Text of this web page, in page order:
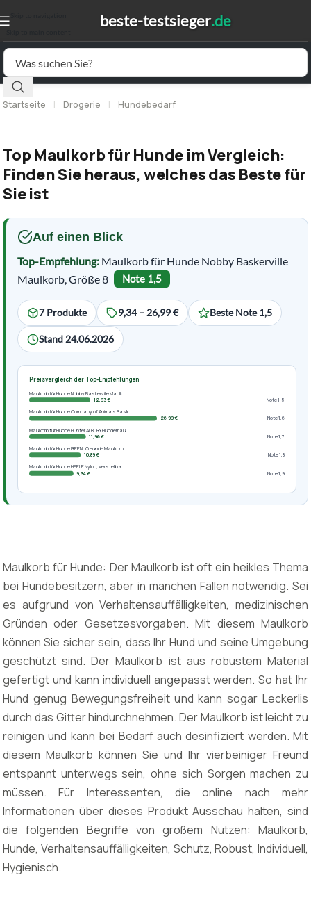
Startseite | Drogerie | Hundebedarf
Top Maulkorb für Hunde im Vergleich:
Finden Sie heraus, welches das Beste für
Sie ist
Auf einen Blick
Top-Empfehlung: Maulkorb für Hunde Nobby Baskerville
Maulkorb, Größe 8
Note 1,5
7 Produkte 9,34 – 26,99 € Beste Note 1,5
Stand 24.06.2026
Preisvergleich der Top-Empfehlungen
Maulkorb für Hunde Nobby Baskerville Maulk
12,93 €
Note 1,5
Maulkorb für Hunde Company of Animals Bask
26,99 €
Note 1,6
Maulkorb für Hunde Hunter ALBURY Hundemaul
11,96 €
Note 1,7
Maulkorb für Hunde IREENUO Hunde Maulkorb,
10,89 €
Note 1,8
Maulkorb für Hunde HEELE Nylon, Verstellba
9,34 €
Note 1,9
Maulkorb für Hunde: Der Maulkorb ist oft ein heikles Thema
bei Hundebesitzern, aber in manchen Fällen notwendig. Sei
es aufgrund von Verhaltensauffälligkeiten, medizinischen
Gründen oder Gesetzesvorgaben. Mit diesem Maulkorb
können Sie sicher sein, dass Ihr Hund und seine Umgebung
geschützt sind. Der Maulkorb ist aus robustem Material
gefertigt und kann individuell angepasst werden. So hat Ihr
Hund genug Bewegungsfreiheit und kann sogar Leckerlis
durch das Gitter hindurchnehmen. Der Maulkorb ist leicht zu
reinigen und kann bei Bedarf auch desinfiziert werden. Mit
diesem Maulkorb können Sie und Ihr vierbeiniger Freund
entspannt unterwegs sein, ohne sich Sorgen machen zu
müssen. Für Interessenten, die online nach mehr
Informationen über dieses Produkt Ausschau halten, sind
die folgenden Begriffe von großem Nutzen: Maulkorb,
Hunde, Verhaltensauffälligkeiten, Schutz, Robust, Individuell,
Hygienisch.